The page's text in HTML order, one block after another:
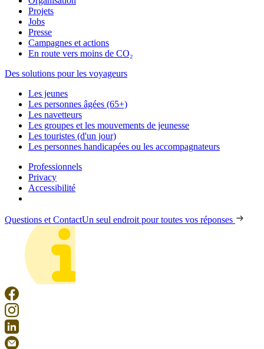
Projets
Jobs
Presse
Campagnes et actions
En route vers moins de CO₂
Des solutions pour les voyageurs
Les jeunes
Les personnes âgées (65+)
Les navetteurs
Les groupes et les mouvements de jeunesse
Les touristes (d'un jour)
Les personnes handicapées ou les accompagnateurs
Professionnels
Privacy
Accessibilité
Questions et ContactUn seul endroit pour toutes vos réponses